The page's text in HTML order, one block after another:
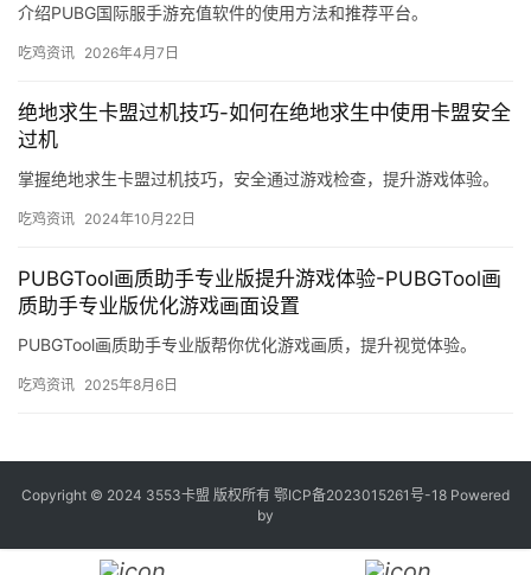
介绍PUBG国际服手游充值软件的使用方法和推荐平台。
吃鸡资讯 2026年4月7日
绝地求生卡盟过机技巧-如何在绝地求生中使用卡盟安全
过机
掌握绝地求生卡盟过机技巧，安全通过游戏检查，提升游戏体验。
吃鸡资讯 2024年10月22日
PUBGTool画质助手专业版提升游戏体验-PUBGTool画
质助手专业版优化游戏画面设置
PUBGTool画质助手专业版帮你优化游戏画质，提升视觉体验。
吃鸡资讯 2025年8月6日
Copyright © 2024 3553卡盟 版权所有 鄂ICP备2023015261号-18 Powered
by